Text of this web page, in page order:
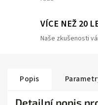
VÍCE NEŽ 20
Naše zkušenosti
Popis
Detailní popis